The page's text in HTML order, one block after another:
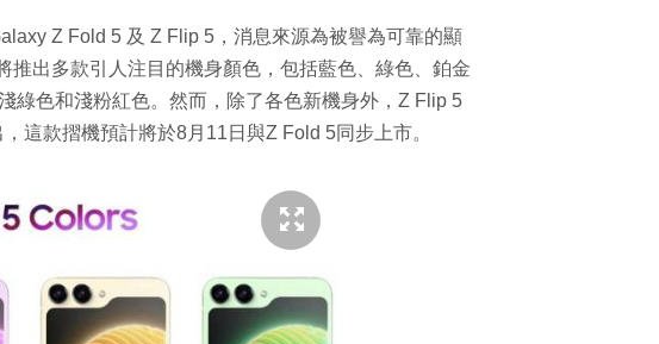
Z Fold 5 及 Z Flip 5，消息來源為被譽為可靠的顯
出多款引人注目的機身顏色，包括藍色、綠色、鉑金
綠色和淺粉紅色。然而，除了各色新機身外，Z Flip 5
這款摺機預計將於8月11日與Z Fold 5同步上市。